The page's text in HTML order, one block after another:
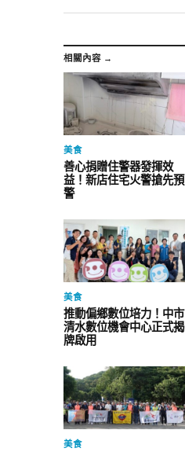
相關內容 →
美食
善心捐贈住警器發揮效
益！新店住宅火警搶先預
警
美食
推動偏鄉數位培力！中市
清水數位機會中心正式揭
牌啟用
美食